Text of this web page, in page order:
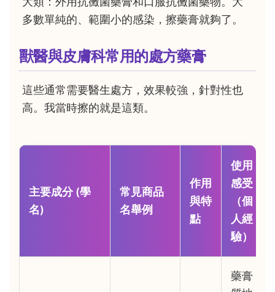
多數單純的、範圍小的感染，擦藥膏就夠了。
獸醫與皮膚科常用的處方藥膏
這些通常需要醫生處方，效果較強，針對性也
高。我當時擦的就是這類。
主要成分 (學
名)
常見商品
名舉例
作用
與特
點
使用
感受
（個
人經
驗）
藥膏